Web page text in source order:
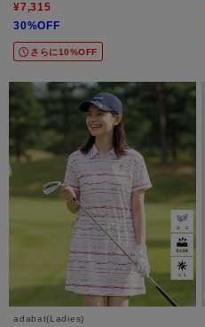
¥7,315
30%OFF
さらに10%OFF
adabat(Ladies)